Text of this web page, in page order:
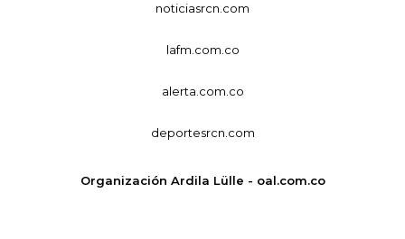
noticiasrcn.com
lafm.com.co
alerta.com.co
deportesrcn.com
Organización Ardila Lülle - oal.com.co